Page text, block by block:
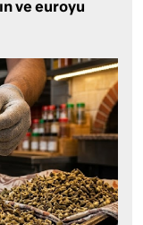
ve euroyu